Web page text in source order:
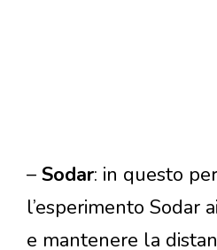
– Sodar: in questo
l’esperimento Sodar
e mantenere la